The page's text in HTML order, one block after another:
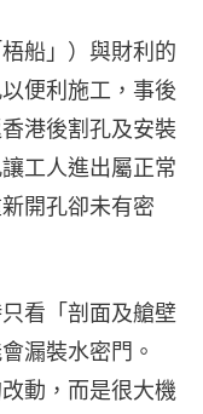
船」）與財利的
便利施工，事後
港後割孔及安裝
工人進出屬正常
開孔卻未有密
看「剖面及艙壁
漏裝水密門。
動，而是很大機